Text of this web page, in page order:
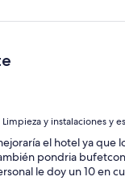
y instalaciones y
el hotel ya que
pondria
le doy un 10 en